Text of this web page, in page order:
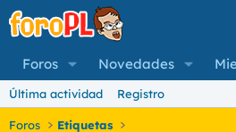
Foros Novedades
Última actividad Registro
Foros Etiquetas